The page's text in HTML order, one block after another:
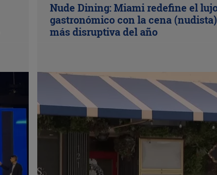
Nude Dining: Miami redefine el
gastronómico con la cena (nudista)
más disruptiva del año